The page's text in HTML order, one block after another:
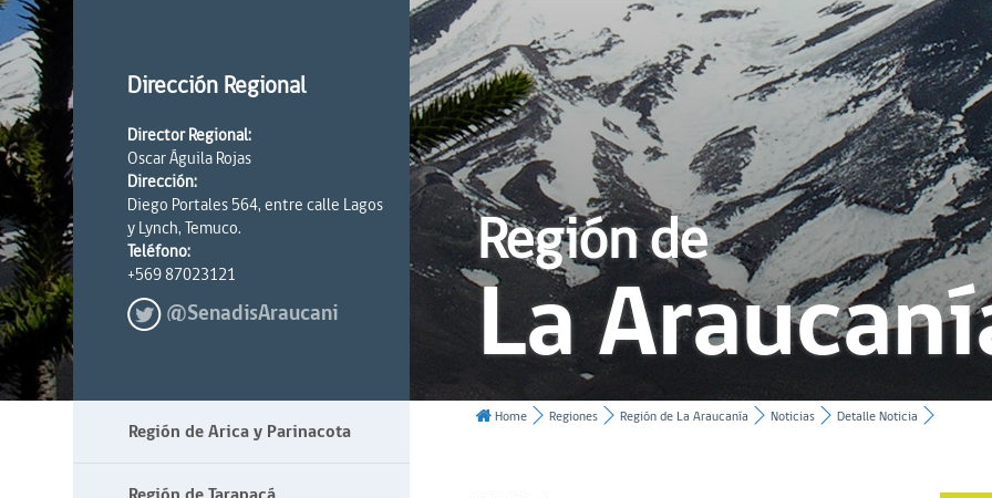
Dirección Regional
Director Regional:
Oscar Águila Rojas
Dirección:
Diego Portales 564, entre calle Lagos
y Lynch, Temuco.
Teléfono:
+569 87023121
@SenadisAraucani
Región de
La
Región de Arica y Parinacota
Home Regiones Región de La Araucanía Noticias Detalle Noticia